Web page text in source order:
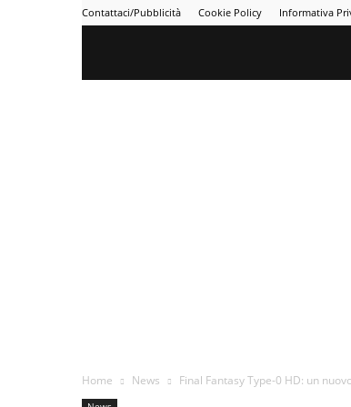
Contattaci/Pubblicità Cookie Policy Informativa
Home News Final Fantasy Type-0 HD: un